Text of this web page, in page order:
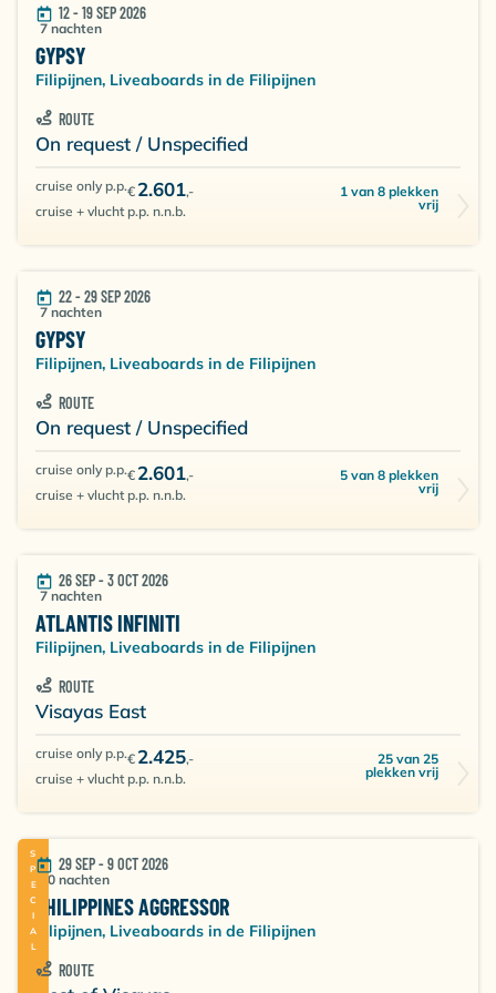
vissen die u op Monad tegenkomt zijn Manta roggen,
duivels roggen, Hamerhaaien, e.e.a. afhankelijk van
het seizoen. Ook voor de macro liefhebber is
12 - 19 SEP 2026
7 nachten
GYPSY
Filipijnen, Liveaboards in de Filipijnen
ROUTE
On request / Unspecified
cruise only p.p.€ 2.601,-
cruise + vlucht p.p. n.n.b.
1 van 8 plekken
vrij
22 - 29 SEP 2026
7 nachten
GYPSY
Filipijnen, Liveaboards in de Filipijnen
ROUTE
On request / Unspecified
cruise only p.p.€ 2.601,-
cruise + vlucht p.p. n.n.b.
5 van 8 plekken
vrij
26 SEP - 3 OCT 2026
7 nachten
ATLANTIS INFINITI
Filipijnen, Liveaboards in de Filipijnen
ROUTE
Visayas East
cruise only p.p.€ 2.425,-
cruise + vlucht p.p. n.n.b.
25 van 25
plekken vrij
SPECIAL 29 SEP - 9 OCT 2026
10 nachten
PHILIPPINES AGGRESSOR
Filipijnen, Liveaboards in de Filipijnen
ROUTE